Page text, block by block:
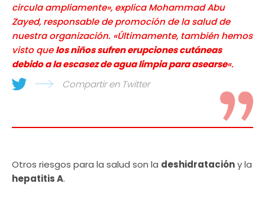
circula ampliamente», explica Mohammad Abu
Zayed, responsable de promoción de la salud de
nuestra organización. «Últimamente, también hemos
visto quelos niños sufren erupciones cutáneas
debido a la escasez de agua limpia para asearse«.
Compartir en Twitter
Otros riesgos para la salud son la deshidratacióny la
hepatitis A.